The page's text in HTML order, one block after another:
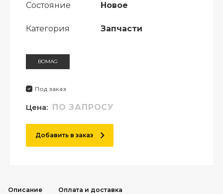
Состояние Новое
Категория Запчасти
BOMAG
Под заказ
Цена: ПО ЗАПРОСУ
Добавить в заказ
Описание Оплата и доставка